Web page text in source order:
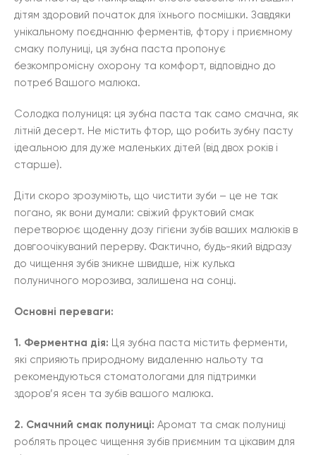
дітям здоровий початок для їхнього посмішки. Завдяки
унікальному поєднанню ферментів, фтору і приємному
смаку полуниці, ця зубна паста пропонує
безкомпромісну охорону та комфорт, відповідно до
потреб Вашого малюка.
Солодка полуниця: ця зубна паста так само смачна, як
літній десерт. Не містить фтор, що робить зубну пасту
ідеальною для дуже маленьких дітей (від двох років і
старше).
Діти скоро зрозуміють, що чистити зуби – це не так
погано, як вони думали: свіжий фруктовий смак
перетворює щоденну дозу гігієни зубів ваших малюків в
довгоочікуваний перерву. Фактично, будь-який відразу
до чищення зубів зникне швидше, ніж кулька
полуничного морозива, залишена на сонці.
Основні переваги:
1. Ферментна дія: Ця зубна паста містить ферменти,
які сприяють природному видаленню нальоту та
рекомендуються стоматологами для підтримки
здоров’я ясен та зубів вашого малюка.
2. Смачний смак полуниці: Аромат та смак полуниці
роблять процес чищення зубів приємним та цікавим для